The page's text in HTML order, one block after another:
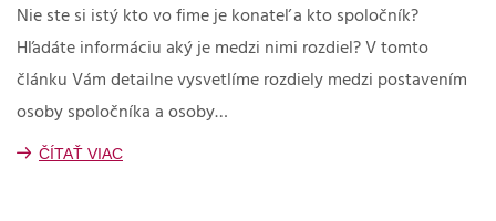
Nie ste si istý kto vo fime je konateľ a kto spoločník?
Hľadáte informáciu aký je medzi nimi rozdiel? V tomto
článku Vám detailne vysvetlíme rozdiely medzi postavením
osoby spoločníka a osoby…
ČÍTAŤ VIAC